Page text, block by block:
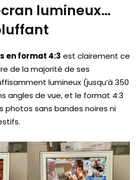
lumineux…
en format 4:3 est clairement ce
de la majorité de ses
lumineux (jusqu’à 350
angles de vue, et le format 4:3
photos sans bandes noires ni